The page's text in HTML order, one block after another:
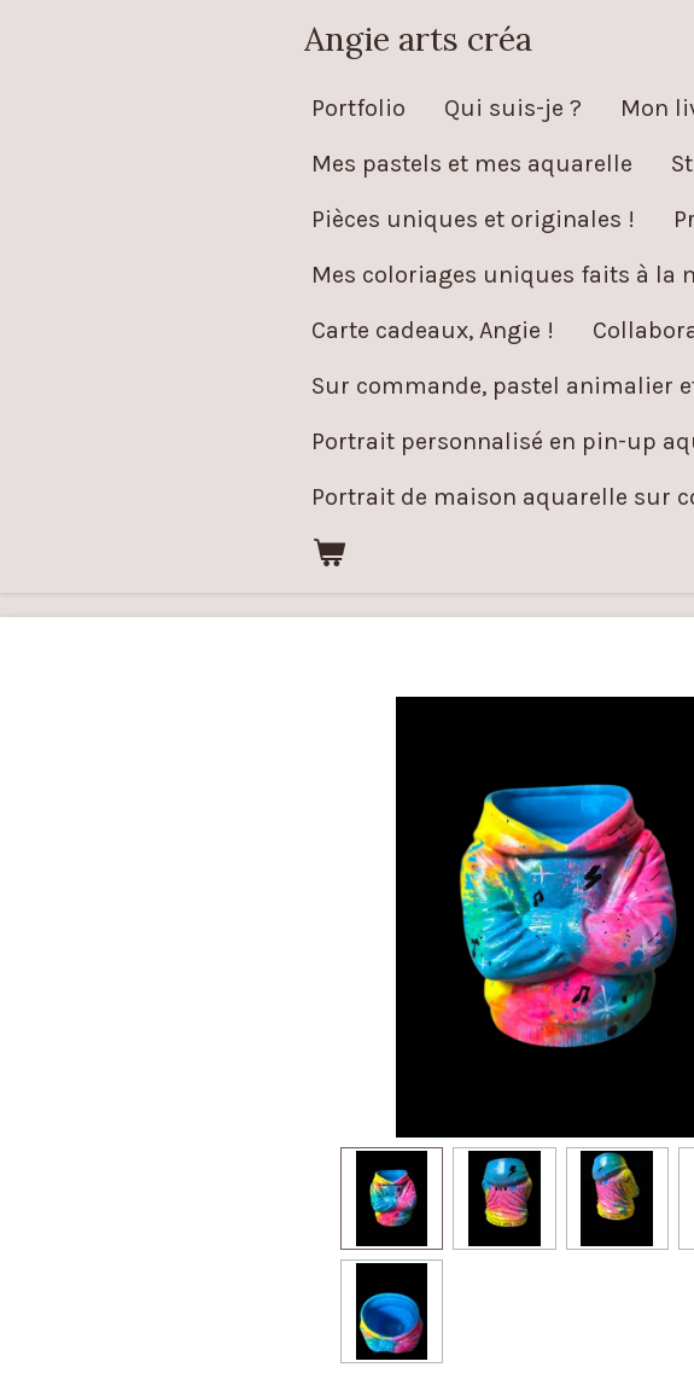
Angie arts créa
Portfolio Qui suis-je ? Mon
Mes pastels et mes aquarelle
Pièces uniques et originales !
Mes coloriages uniques faits à la
Carte cadeaux, Angie !
Sur commande, pastel animalier
Portrait personnalisé en pin-up
Portrait de maison aquarelle sur